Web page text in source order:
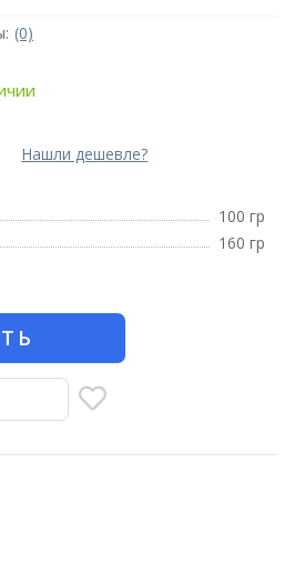
(0)
Нашли дешевле?
100 гр
160 гр